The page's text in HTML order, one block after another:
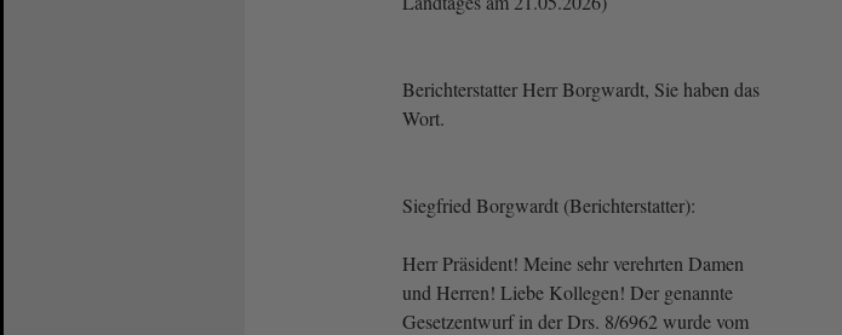
Berichterstatter Herr Borgwardt, Sie haben das
Wort.
Siegfried Borgwardt (Berichterstatter):
Herr Präsident! Meine sehr verehrten Damen
und Herren! Liebe Kollegen! Der genannte
Gesetzentwurf in der Drs. 8/6962 wurde vom